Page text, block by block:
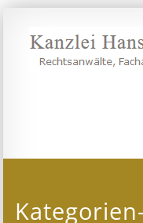
Inhalt
springen